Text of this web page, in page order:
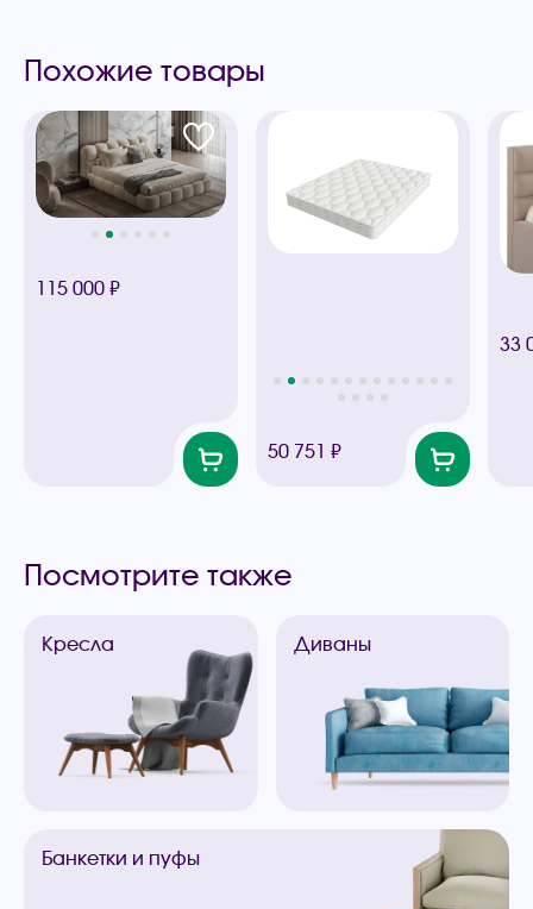
Похожие товары
115 000 ₽
50 751 ₽
33
Посмотрите также
Кресла Диваны
Банкетки и пуфы